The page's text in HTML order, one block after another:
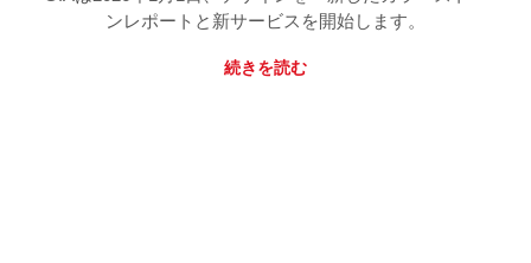
ンレポートと新サービスを開始します。
続きを読む